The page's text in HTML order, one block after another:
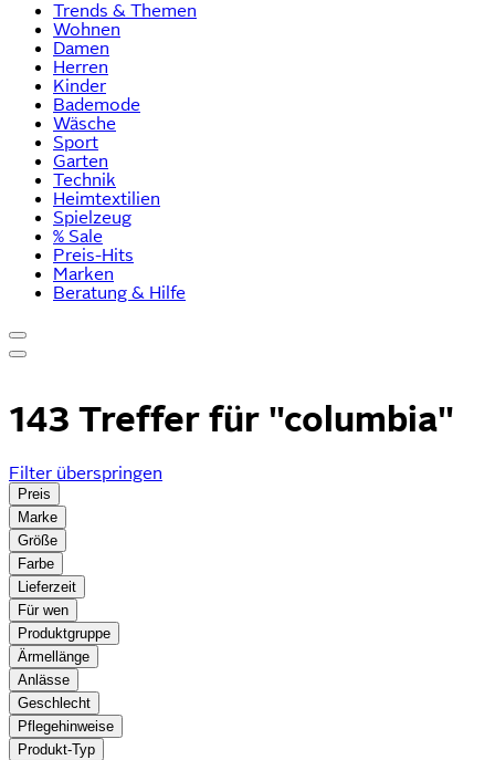
Trends & Themen
Wohnen
Damen
Herren
Kinder
Bademode
Wäsche
Sport
Garten
Technik
Heimtextilien
Spielzeug
% Sale
Preis-Hits
Marken
Beratung & Hilfe
143 Treffer für "columbia"
Filter überspringen
Preis
Marke
Größe
Farbe
Lieferzeit
Für wen
Produktgruppe
Ärmellänge
Anlässe
Geschlecht
Pflegehinweise
Produkt-Typ